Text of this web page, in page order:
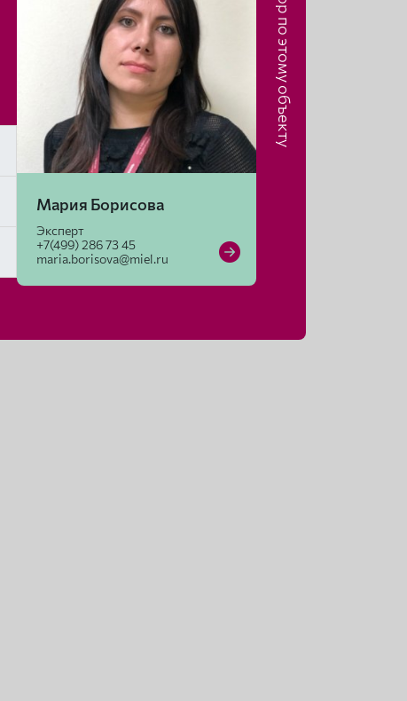
Риэлтор по этому объекту
Мария Борисова
Эксперт
+7(499) 286 73 45
maria.borisova@miel.ru